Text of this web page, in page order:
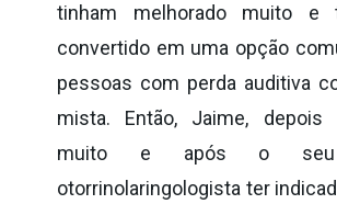
tinham melhorado muito e
convertido em uma opção
pessoas com perda auditiva
mista. Então, Jaime, depois
muito e após o seu
otorrinolaringologista ter